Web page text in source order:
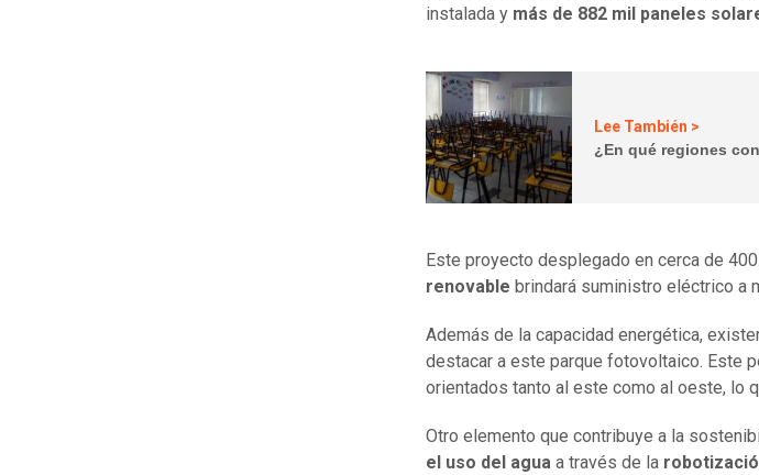
instalada y más de 882 mil paneles
Lee También >
¿En qué regiones
Este proyecto desplegado en cerca de
renovable brindará suministro eléctrico a
Además de la capacidad energética,
destacar a este parque fotovoltaico. Este
orientados tanto al este como al oeste, lo
Otro elemento que contribuye a la
el uso del agua a través de la